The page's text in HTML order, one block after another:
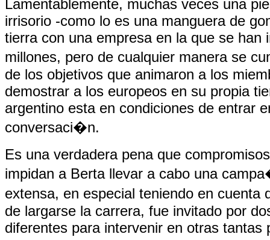
Lamentablemente, muchas veces una
irrisorio -como lo es una manguera de
tierra con una empresa en la que se han
millones, pero de cualquier manera se
de los objetivos que animaron a los
demostrar a los europeos en su propia
argentino esta en condiciones de entrar
conversaci�n.
Es una verdadera pena que
impidan a Berta llevar a cabo una
extensa, en especial teniendo en
de largarse la carrera, fue invitado por
diferentes para intervenir en otras tantas